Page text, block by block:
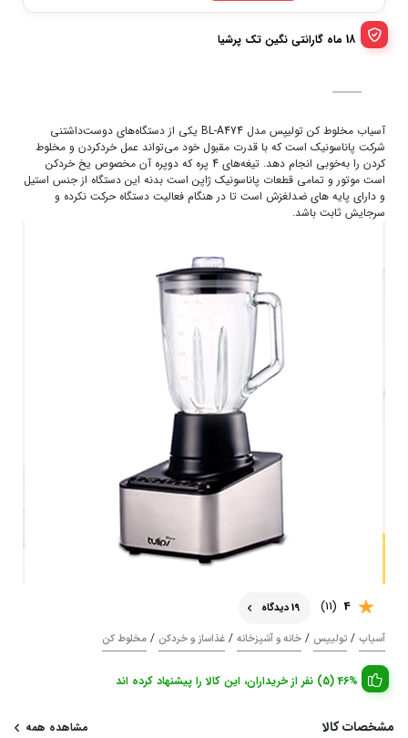
18 ماه گارانتی نگین تک پرشیا
آسیاب مخلوط کن تولیپس مدل BL-A474 یکی از دستگاه‌های دوست‌داشتنی
شرکت پاناسونیک است که با قدرت مقبول خود می‌تواند عمل خردکردن و مخلوط
کردن را به‌خوبی انجام دهد. تیغه‌های 4 پره که دوپره آن مخصوص یخ خردکن
است موتور و تمامی قطعات پاناسونیک ژاپن است بدنه این دستگاه از جنس استیل
و دارای پایه های ضدلغزش است تا در هنگام فعالیت دستگاه حرکت نکرده و
سرجایش ثابت باشد.
4
(11)
19 دیدگاه
آسیاب / تولیپس / خانه و آشپزخانه / غذاساز و خردکن / مخلوط کن
46% (5) نفر از خریداران، این کالا را پیشنهاد کرده اند
مشخصات کالا مشاهده همه